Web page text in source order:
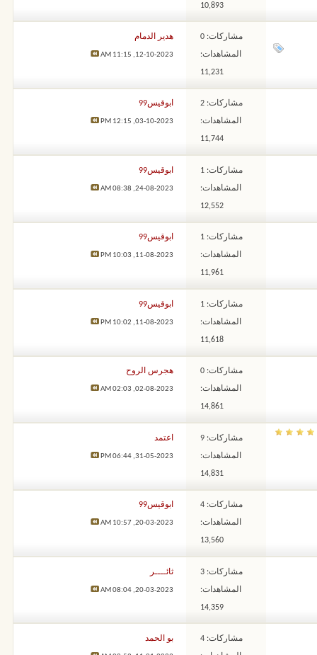
10,893
مشاركات: 0
المشاهدات:
11,231
هدير الدمام
12-10-2023,
11:15 AM
مشاركات: 2
المشاهدات:
11,744
ابوقيس99
03-10-2023,
12:15 PM
مشاركات: 1
المشاهدات:
12,552
ابوقيس99
24-08-2023,
08:38 AM
مشاركات: 1
المشاهدات:
11,961
ابوقيس99
11-08-2023,
10:03 PM
مشاركات: 1
المشاهدات:
11,618
ابوقيس99
11-08-2023,
10:02 PM
مشاركات: 0
المشاهدات:
14,861
هجرس الروح
02-08-2023,
02:03 AM
مشاركات: 9
المشاهدات:
14,831
اعتمد
31-05-2023,
06:44 PM
مشاركات: 4
المشاهدات:
13,560
ابوقيس99
20-03-2023,
10:57 AM
مشاركات: 3
المشاهدات:
14,359
ثائــــر
20-03-2023,
08:04 AM
مشاركات: 4 بو الحمد